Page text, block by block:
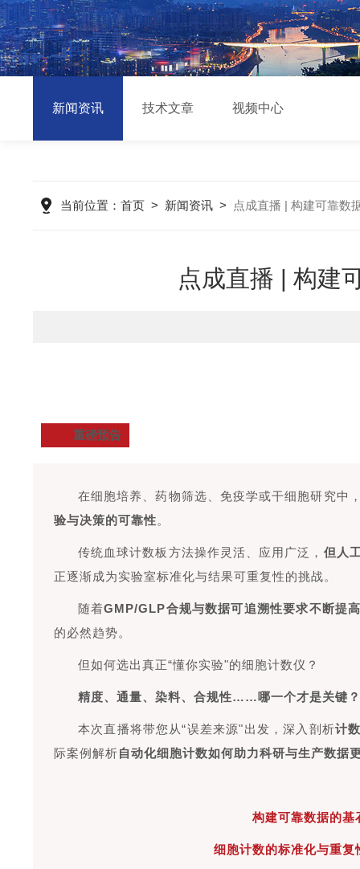
新闻资讯 技术文章 视频中心
当前位置： 首页> 新闻资讯> 点成直播 | 构建可靠数
点成直播 | 构建
重磅预告
在细胞培养、药物筛选、免疫学或干细胞研究中
验与决策的可靠性。
传统血球计数板方法操作灵活、应用广泛， 但人
正逐渐成为实验室标准化与结果可重复性的挑战。
随着GMP/GLP合规与数据可追溯性要求不断提
的必然趋势。
但如何选出真正“懂你实验"的细胞计数仪？
精度、通量、染料、合规性……哪一个才是关键？
本次直播将带您从“误差来源"出发，深入剖析计
际案例解析自动化细胞计数如何助力科研与生产数据
构建可靠数据的基
细胞计数的标准化与重复